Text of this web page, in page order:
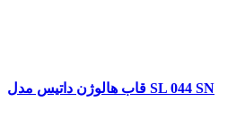
قاب هالوژن داتیس مدل SL 044 SN